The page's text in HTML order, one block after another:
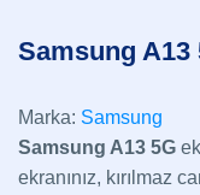
Samsung
Marka: Samsung
Samsung A13 5G
ekranınız, kırılmaz